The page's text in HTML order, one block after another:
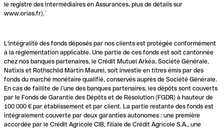
le registre des intermédiaires en Assurances, plus de détails sur
www.orias.fr).`
L'intégralité des fonds déposés par nos clients est protégée conformément
à la réglementation applicable. Une partie de ces fonds est soit cantonnée
chez nos banques partenaires, le Crédit Mutuel Arkéa, Société Générale,
Natixis et Rothschild Martin Maurel, soit investie en titres émis par des
fonds du marché monétaire qualifié, conservés auprès de Société Générale.
En cas de faillite de l’une des banques partenaires, les dépôts sont couverts
par le Fonds de Garantie des Dépôts et de Résolution (FGDR) à hauteur de
100 000 € par établissement et par client. La partie restante des fonds est
intégralement couverte par deux garanties autonomes : une première
accordée par le Crédit Agricole CIB, filiale de Crédit Agricole S.A., une